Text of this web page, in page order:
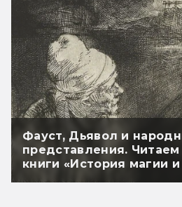
Фауст, Дьявол и
представления.
книги «История магии